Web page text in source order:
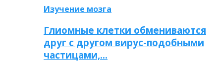
Изучение мозга
Глиомные клетки обмениваются
друг с другом вирус-подобными
частицами,…